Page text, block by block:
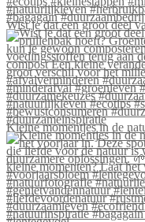
Wist je dat een groot deel
Kleine momentjes in de